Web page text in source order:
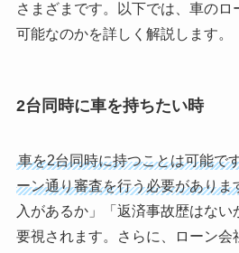
さまざまです。以下では、車の
可能なのかを詳しく解説します。
2台同時に車を持ちたい時
車を2台同時に持つことは可能で
ーン通り審査を行う必要がありま
入があるか」「返済事故歴はな
要視されます。さらに、ローン会